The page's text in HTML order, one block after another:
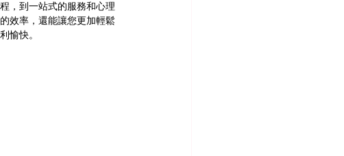
，到一站式的服務和心理
效率，還能讓您更加輕鬆
愉快。